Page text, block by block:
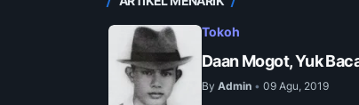
Tokoh
Daan Mogot, Yuk
By Admin • 09 Agu, 2019